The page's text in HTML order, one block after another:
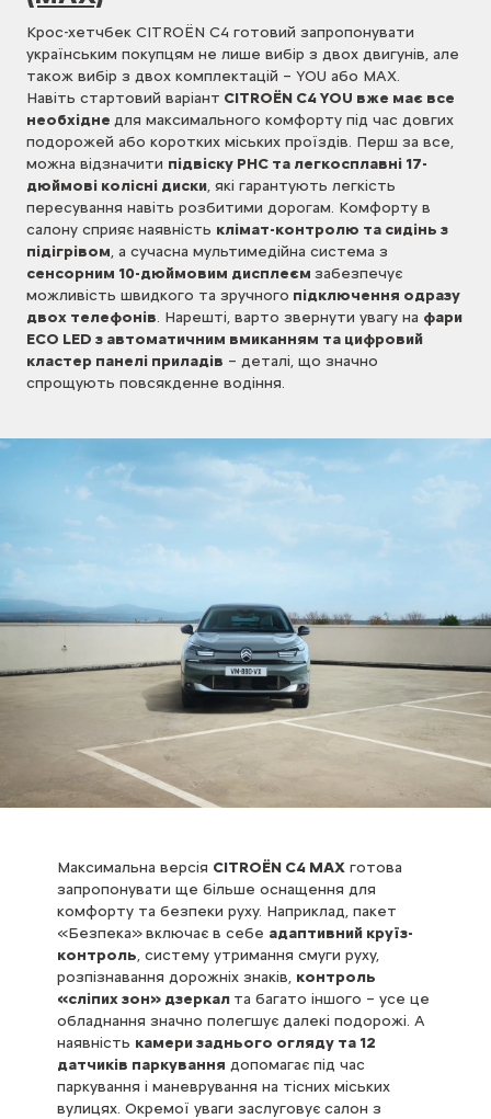
Крос-хетчбек CITROЁN С4 готовий запропонувати
українським покупцям не лише вибір з двох двигунів, але
також вибір з двох комплектацій – YOU або MAX.
Навіть стартовий варіант CITROЁN С4 YOU вже має все
необхідне для максимального комфорту під час довгих
подорожей або коротких міських проїздів. Перш за все,
можна відзначити підвіску РНС та легкосплавні 17-
дюймові колісні диски, які гарантують легкість
пересування навіть розбитими дорогам. Комфорту в
салону сприяє наявність клімат-контролю та сидінь з
підігрівом, а сучасна мультимедійна система з
сенсорним 10-дюймовим дисплеєм забезпечує
можливість швидкого та зручного підключення одразу
двох телефонів. Нарешті, варто звернути увагу на фари
ECO LED з автоматичним вмиканням та цифровий
кластер панелі приладів – деталі, що значно
спрощують повсякденне водіння.
Максимальна версія CITROЁN С4 MAXготова
запропонувати ще більше оснащення для
комфорту та безпеки руху. Наприклад, пакет
«Безпека»включає в себе адаптивний круїз-
контроль, систему утримання смуги руху,
розпізнавання дорожніх знаків, контроль
«сліпих зон» дзеркал та багато іншого – усе це
обладнання значно полегшує далекі подорожі. А
наявність камери заднього огляду та 12
датчиків паркування допомагає під час
паркування і маневрування на тісних міських
вулицях. Окремої уваги заслуговує салон з